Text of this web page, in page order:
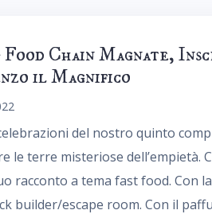
Food Chain Magnate,
il Magnifico
del nostro quinto
le terre misteriose dell’empietà.
racconto a tema fast food. Con
builder/escape room. Con il